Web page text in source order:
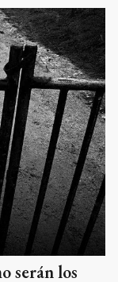
serán los